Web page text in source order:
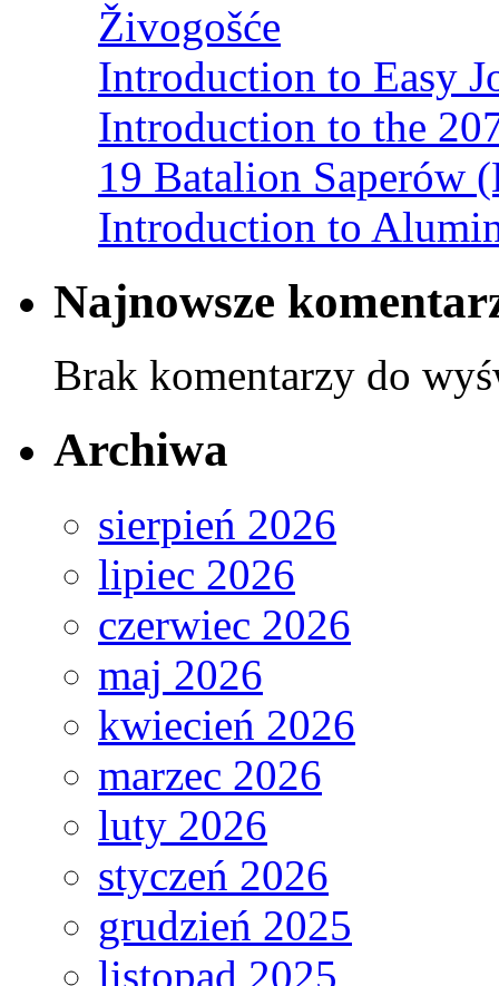
Živogošće
Introduction to Easy
Introduction to the
19 Batalion Saperów
Introduction to
Najnowsze
Brak komentarzy do
Archiwa
sierpień 2026
lipiec 2026
czerwiec 2026
maj 2026
kwiecień 2026
marzec 2026
luty 2026
styczeń 2026
grudzień 2025
listopad 2025